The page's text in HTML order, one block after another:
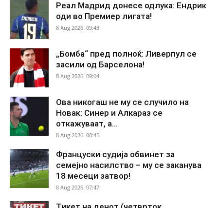
Реал Мадрид донесе одлука: Ендрик
оди во Премиер лигата!
8 Aug 2026. 09:43
„Бомба“ пред полноќ: Ливерпул се
засили од Барселона!
8 Aug 2026. 09:04
Ова никогаш не му се случило на
Новак: Синер и Алкараз се
откажуваат, а...
8 Aug 2026. 08:45
Француски судија обвинет за
семејно насилство – му се заканува
18 месеци затвор!
8 Aug 2026. 07:47